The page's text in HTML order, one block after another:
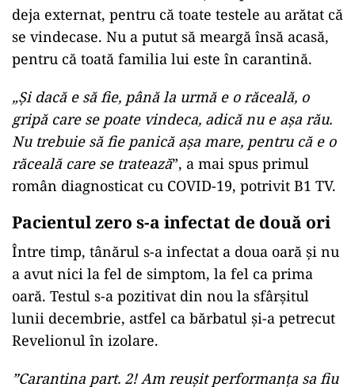
zero”. Sergiu Sgurescu, în vârstă de 25 de ani
fusese confirmat pozitiv după ce intrase în
contact direct cu cetăţean italian venit în
italianului internat în acel moment la Rimini,
tot cu coronavirus. Băiatul este din Dobrana,
locuieşte cu părinţii şi cu bunicii.
Tânărul din comuna gorjeană Prigoria fusese
adus la Institutul ”Matei Balș, iar pe 1 martie era
deja externat, pentru că toate testele au arătat că
se vindecase. Nu a putut să meargă însă acasă,
pentru că toată familia lui este în carantină.
„Şi dacă e să fie, până la urmă e o răceală, o
gripă care se poate vindeca, adică nu e aşa rău.
Nu trebuie să fie panică aşa mare, pentru că e o